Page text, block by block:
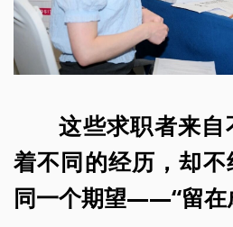
这些求职者来
着不同的经历，却
同一个期望——“留在